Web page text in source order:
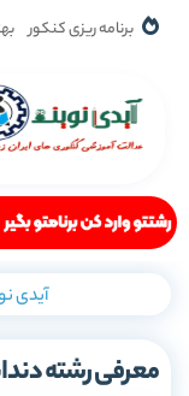
برنامه ریزی کنکور
آیدی
معرفی رشته